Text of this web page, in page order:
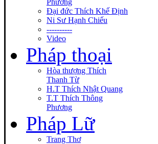
Phương
Đại đức Thích Khế Định
Ni Sư Hạnh Chiếu
----------
Video
Pháp thoại
Hòa thượng Thích
Thanh Từ
H.T Thích Nhật Quang
T.T Thích Thông
Phương
Pháp Lữ
Trang Thơ